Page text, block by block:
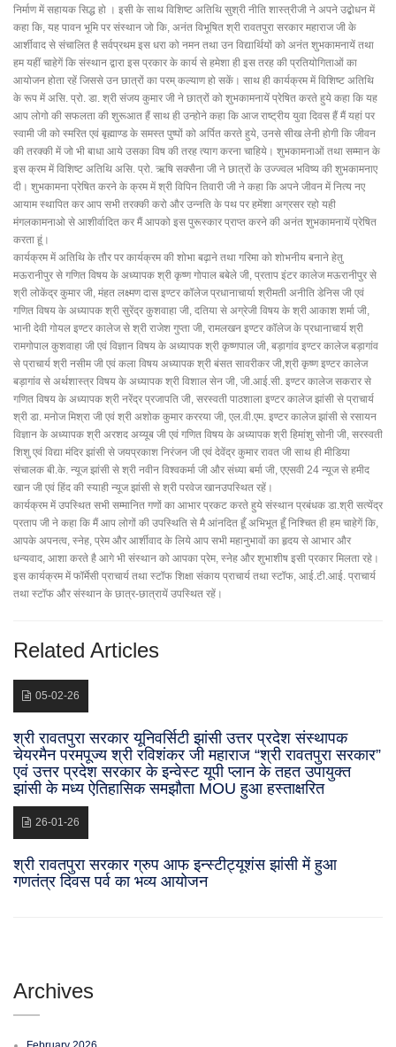
निर्माण में सहायक सिद्ध हो । इसी के साथ विशिष्ट अतिथि सुश्री नीति शास्त्रीजी ने अपने उद्बोधन में
कहा कि, यह पावन भूमि पर संस्थान जो कि, अनंत विभूषित श्री रावतपुरा सरकार महाराज जी के
आर्शीवाद से संचालित है सर्वप्रथम इस धरा को नमन तथा उन विद्यार्थियों को अनंत शुभकामनायें तथा
हम यहीं चाहेगें कि संस्थान द्वारा इस प्रकार के कार्य से हमेशा ही इस तरह की प्रतियोगिताओं का
आयोजन होता रहें जिससे उन छात्रों का परम् कल्याण हो सकें। साथ ही कार्यक्रम में विशिष्ट अतिथि
के रूप में असि. प्रो. डा. श्री संजय कुमार जी ने छात्रों को शुभकामनायें प्रेषित करते हुये कहा कि यह
आप लोगो की सफलता की शुरूआत हैं साथ ही उन्होने कहा कि आज राष्ट्रीय युवा दिवस हैं मैं यहां पर
स्वामी जी को स्मरित एवं बृह्माण्ड के समस्त पुष्पों को अर्पित करते हुये, उनसे सीख लेनी होगी कि जीवन
की तरक्की में जो भी बाधा आये उसका विष की तरह त्याग करना चाहिये। शुभकामनाओं तथा सम्मान के
इस क्रम में विशिष्ट अतिथि असि. प्रो. ऋषि सक्सैना जी ने छात्रों के उज्ज्वल भविष्य की शुभकामनाए
दी। शुभकामना प्रेषित करने के क्रम में श्री विपिन तिवारी जी ने कहा कि अपने जीवन में नित्य नए
आयाम स्थापित कर आप सभी तरक्की करो और उन्नति के पथ पर हमेंशा अग्रसर रहो यही
मंगलकामनाओ से आशीर्वादित कर मैं आपको इस पुरूस्कार प्राप्त करने की अनंत शुभकामनायें प्रेषित
करता हूं।
कार्यक्रम में अतिथि के तौर पर कार्यक्रम की शोभा बढ़ाने तथा गरिमा को शोभनीय बनाने हेतु
मऊरानीपुर से गणित विषय के अध्यापक श्री कृष्ण गोपाल बबेले जी, प्रताप इंटर कालेज मऊरानीपुर से
श्री लोकेंद्र कुमार जी, मंहत लक्ष्मण दास इण्टर कॉलेज प्रधानाचार्या श्रीमती अनीति डेनिस जी एवं
गणित विषय के अध्यापक श्री सुरेंद्र कुशवाहा जी, दतिया से अग्रेजी विषय के श्री आकाश शर्मा जी,
भानी देवी गोयल इण्टर कालेज से श्री राजेश गुप्ता जी, रामलखन इण्टर कॉलेज के प्रधानाचार्य श्री
रामगोपाल कुशवाहा जी एवं विज्ञान विषय के अध्यापक श्री कृष्णपाल जी, बड़ागांव इण्टर कालेज बड़ागांव
से प्राचार्य श्री नसीम जी एवं कला विषय अध्यापक श्री बंसत सावरीकर जी,श्री कृष्ण इण्टर कालेज
बड़ागांव से अर्थशास्त्र विषय के अध्यापक श्री विशाल सेन जी, जी.आई.सी. इण्टर कालेज सकरार से
गणित विषय के अध्यापक श्री नरेंद्र प्रजापति जी, सरस्वती पाठशाला इण्टर कालेज झांसी से प्राचार्य
श्री डा. मनोज मिश्रा जी एवं श्री अशोक कुमार कररया जी, एल.वी.एम. इण्टर कालेज झांसी से रसायन
विज्ञान के अध्यापक श्री अरशद अय्यूब जी एवं गणित विषय के अध्यापक श्री हिमांशु सोनी जी, सरस्वती
शिशु एवं विद्या मंदिर झांसी से जयप्रकाश निरंजन जी एवं देवेंद्र कुमार रावत जी साथ ही मीडिया
संचालक बी.के. न्यूज झांसी से श्री नवीन विश्वकर्मा जी और संध्या बर्मा जी, एएसवी 24 न्यूज से हमीद
खान जी एवं हिंद की स्याही न्यूज झांसी से श्री परवेज खानउपस्थित रहें।
कार्यक्रम में उपस्थित सभी सम्मानित गणों का आभार प्रकट करते हुये संस्थान प्रबंधक डा.श्री सत्येंद्र
प्रताप जी ने कहा कि मैं आप लोगों की उपस्थिति से मै आंनदित हूँ अभिभूत हूँ निश्चित ही हम चाहेगें कि,
आपके अपनत्व, स्नेह, प्रेम और आर्शीवाद के लिये आप सभी महानुभावों का हृदय से आभार और
धन्यवाद, आशा करते है आगे भी संस्थान को आपका प्रेम, स्नेह और शुभाशीष इसी प्रकार मिलता रहे।
इस कार्यक्रम में फॉर्मेसी प्राचार्य तथा स्टॉफ शिक्षा संकाय प्राचार्य तथा स्टॉफ, आई.टी.आई. प्राचार्य
तथा स्टॉफ और संस्थान के छात्र-छात्रायें उपस्थित रहें।
Related Articles
05-02-26
श्री रावतपुरा सरकार यूनिवर्सिटी झांसी उत्तर प्रदेश संस्थापक
चेयरमैन परमपूज्य श्री रविशंकर जी महाराज “श्री रावतपुरा सरकार”
एवं उत्तर प्रदेश सरकार के इन्वेस्ट यूपी प्लान के तहत उपायुक्त
झांसी के मध्य ऐतिहासिक समझौता MOU हुआ हस्ताक्षरित
26-01-26
श्री रावतपुरा सरकार ग्रुप आफ इन्स्टीट्यूशंस झांसी में हुआ
गणतंत्र दिवस पर्व का भव्य आयोजन
Archives